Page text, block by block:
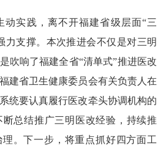
实践，离不开福建省级层面“三
力支撑。本次推进会不仅是对三明
吹响了福建全省“清单式”推进医改
建省卫生健康委员会有关负责人在
统要认真履行医改牵头协调机构的
总结推广三明医改经验，持续推
。下一步，将重点抓好四方面工